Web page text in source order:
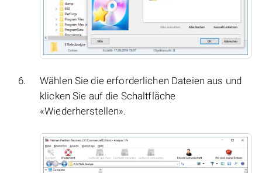
Wählen Sie die erforderlichen Dateien aus und
klicken Sie auf die Schaltfläche
«Wiederherstellen».